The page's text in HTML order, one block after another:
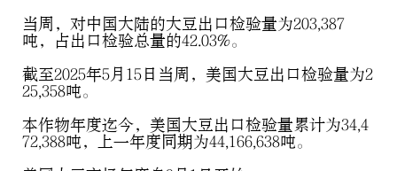
当周，对中国大陆的大豆出口检验量为203,387
吨，占出口检验总量的42.03%。
截至2025年5月15日当周，美国大豆出口检验量为2
25,358吨。
本作物年度迄今，美国大豆出口检验量累计为34,4
72,388吨，上一年度同期为44,166,638吨。